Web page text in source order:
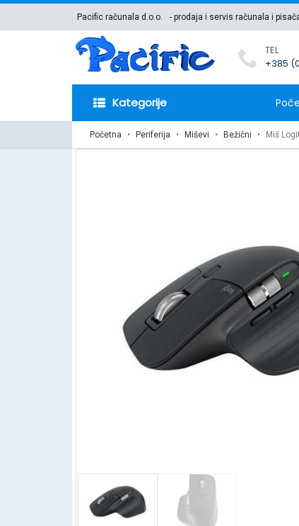
Pacific računala d.o.o. - prodaja i servis računala i
TEL
+385
Kategorije
Početna Periferija Miševi Bežični Miš